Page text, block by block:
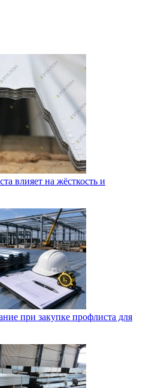
влияет на жёсткость и
при закупке профлиста для